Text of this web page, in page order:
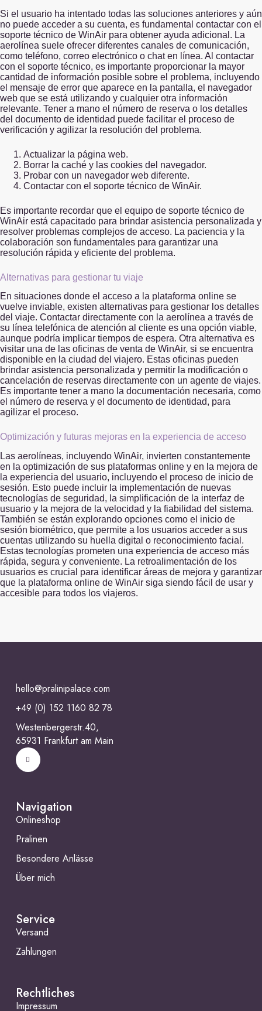
Si el usuario ha intentado todas las soluciones anteriores y aún
no puede acceder a su cuenta, es fundamental contactar con el
soporte técnico de WinAir para obtener ayuda adicional. La
aerolínea suele ofrecer diferentes canales de comunicación,
como teléfono, correo electrónico o chat en línea. Al contactar
con el soporte técnico, es importante proporcionar la mayor
cantidad de información posible sobre el problema, incluyendo
el mensaje de error que aparece en la pantalla, el navegador
web que se está utilizando y cualquier otra información
relevante. Tener a mano el número de reserva o los detalles
del documento de identidad puede facilitar el proceso de
verificación y agilizar la resolución del problema.
Actualizar la página web.
Borrar la caché y las cookies del navegador.
Probar con un navegador web diferente.
Contactar con el soporte técnico de WinAir.
Es importante recordar que el equipo de soporte técnico de
WinAir está capacitado para brindar asistencia personalizada y
resolver problemas complejos de acceso. La paciencia y la
colaboración son fundamentales para garantizar una
resolución rápida y eficiente del problema.
Alternativas para gestionar tu viaje
En situaciones donde el acceso a la plataforma online se
vuelve inviable, existen alternativas para gestionar los detalles
del viaje. Contactar directamente con la aerolínea a través de
su línea telefónica de atención al cliente es una opción viable,
aunque podría implicar tiempos de espera. Otra alternativa es
visitar una de las oficinas de venta de WinAir, si se encuentra
disponible en la ciudad del viajero. Estas oficinas pueden
brindar asistencia personalizada y permitir la modificación o
cancelación de reservas directamente con un agente de viajes.
Es importante tener a mano la documentación necesaria, como
el número de reserva y el documento de identidad, para
agilizar el proceso.
Optimización y futuras mejoras en la experiencia de acceso
Las aerolíneas, incluyendo WinAir, invierten constantemente
en la optimización de sus plataformas online y en la mejora de
la experiencia del usuario, incluyendo el proceso de inicio de
sesión. Esto puede incluir la implementación de nuevas
tecnologías de seguridad, la simplificación de la interfaz de
usuario y la mejora de la velocidad y la fiabilidad del sistema.
También se están explorando opciones como el inicio de
sesión biométrico, que permite a los usuarios acceder a sus
cuentas utilizando su huella digital o reconocimiento facial.
Estas tecnologías prometen una experiencia de acceso más
rápida, segura y conveniente. La retroalimentación de los
usuarios es crucial para identificar áreas de mejora y garantizar
que la plataforma online de WinAir siga siendo fácil de usar y
accesible para todos los viajeros.
hello@pralinipalace.com
+49 (0) 152 1160 82 78
Westenbergerstr.40,
65931 Frankfurt am Main
Navigation
Onlineshop
Pralinen
Besondere Anlässe
Über mich
Service
Versand
Zahlungen
Rechtliches
Impressum